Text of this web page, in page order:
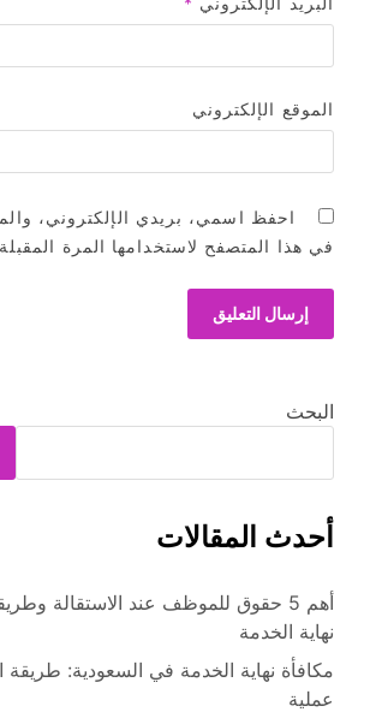
الموقع الإلكتروني
احفظ اسمي، بريدي الإلكتروني،
في هذا المتصفح لاستخدامها المرة
البحث
أحدث المقالات
أهم 5 حقوق للموظف عند الاستقالة
نهاية الخدمة
مكافأة نهاية الخدمة في السعودية:
عملية